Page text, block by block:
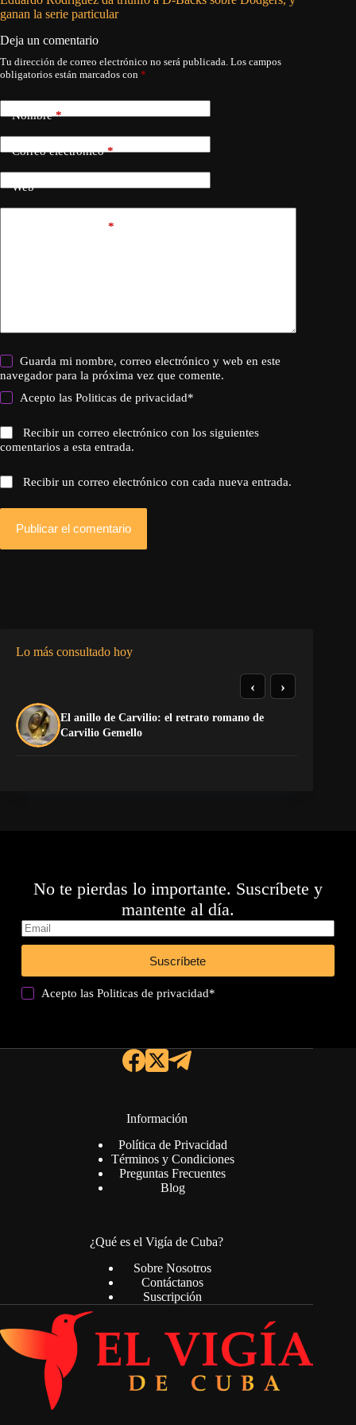
ganan la serie particular
Deja un comentario
Tu dirección de correo electrónico no será publicada. Los campos
obligatorios están marcados con *
Nombre*
Correo electrónico*
Web
*
Guarda mi nombre, correo electrónico y web en este
navegador para la próxima vez que comente.
Acepto lasPoliticas de privacidad*
Recibir un correo electrónico con los siguientes
comentarios a esta entrada.
Recibir un correo electrónico con cada nueva entrada.
Publicar el comentario
Lo más consultado hoy
El anillo de Carvilio: el retrato romano de
Carvilio Gemello
‹ ›
No te pierdas lo importante. Suscríbete y
mantente al día.
Suscríbete
Acepto lasPoliticas de privacidad*
Información
Política de Privacidad
Términos y Condiciones
Preguntas Frecuentes
Blog
¿Qué es el Vigía de Cuba?
Sobre Nosotros
Contáctanos
Suscripción